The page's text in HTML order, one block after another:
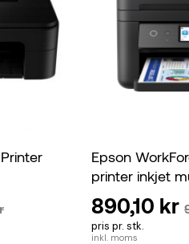
Epson
printer inkjet
pris pr. stk.
inkl. moms
890,10 kr